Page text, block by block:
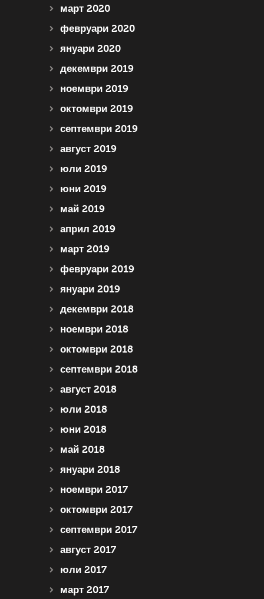
март 2020
февруари 2020
януари 2020
декември 2019
ноември 2019
октомври 2019
септември 2019
август 2019
юли 2019
юни 2019
май 2019
април 2019
март 2019
февруари 2019
януари 2019
декември 2018
ноември 2018
октомври 2018
септември 2018
август 2018
юли 2018
юни 2018
май 2018
януари 2018
ноември 2017
октомври 2017
септември 2017
август 2017
юли 2017
март 2017